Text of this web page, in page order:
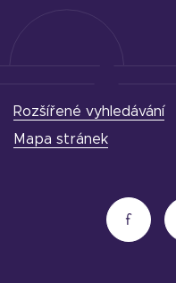
Rozšířené vyhledávání
Mapa stránek